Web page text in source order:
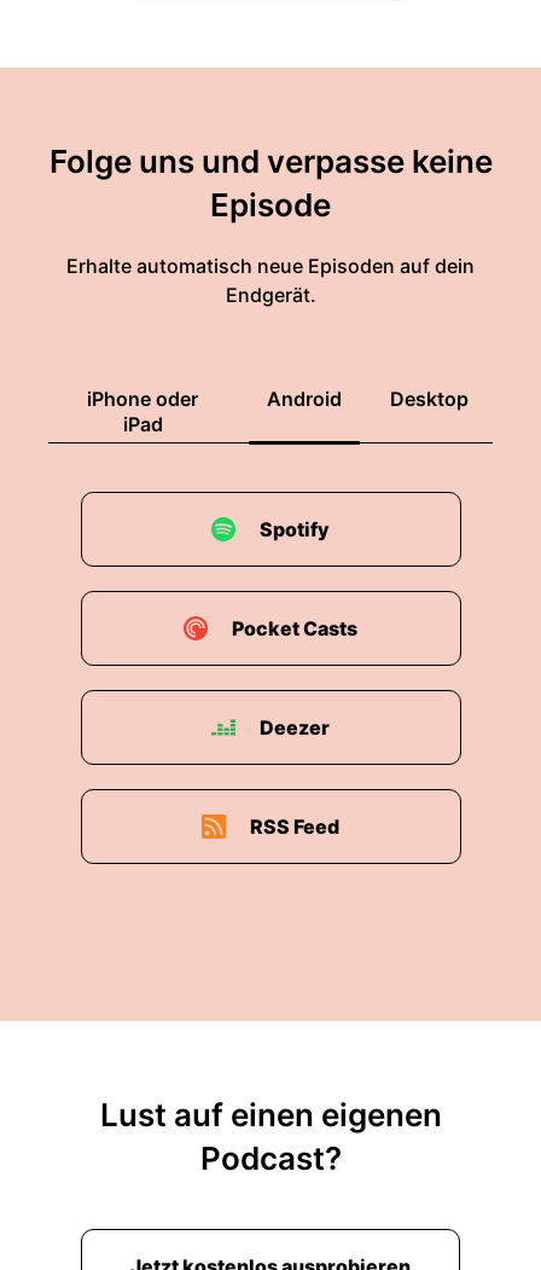
Folge uns und verpasse keine
Episode
Erhalte automatisch neue Episoden auf dein
Endgerät.
iPhone oder
iPad
Android Desktop
Spotify
Pocket Casts
Deezer
RSS Feed
Lust auf einen eigenen
Podcast?